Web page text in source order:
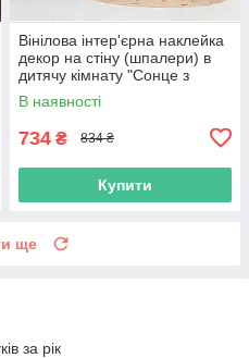
Вінілова інтер'єрна наклейка
декор на стіну (шпалери) в
дитячу кімнату "Сонце з
променями Sun" з Оракала
В наявності
734 ₴ 834 ₴
Купити
ще
за рік